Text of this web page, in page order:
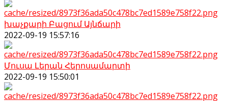
խաչքարի Բացում Այնճարի
2022-09-19 15:57:16
Մուսա Լերան Հերոսամարտի
2022-09-19 15:50:01